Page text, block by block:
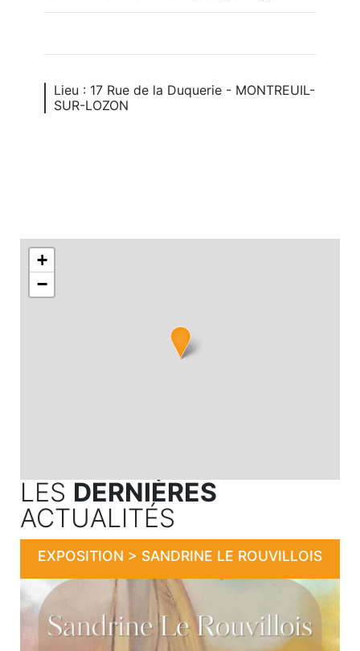
Lieu : 17 Rue de la Duquerie - MONTREUIL-
SUR-LOZON
+
−
LES DERNIÈRES
ACTUALITÉS
EXPOSITION > SANDRINE LE ROUVILLOIS